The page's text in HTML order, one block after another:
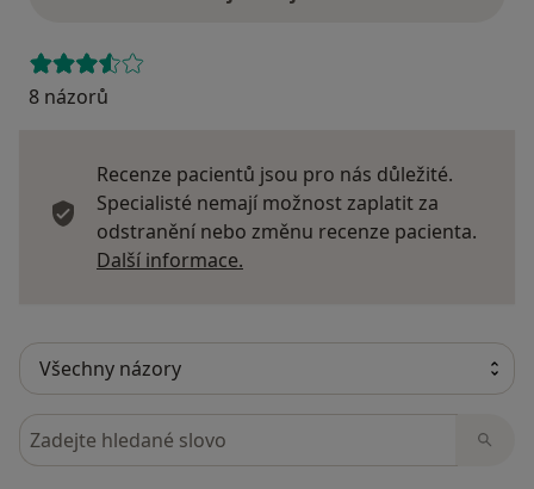
8 názorů
Recenze pacientů jsou pro nás důležité.
Specialisté nemají možnost zaplatit za
odstranění nebo změnu recenze pacienta.
Další informace.
Hledejte v názorech